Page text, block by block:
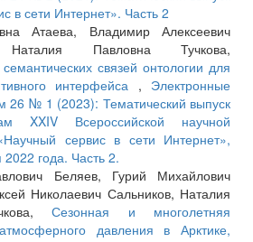
в сети Интернет». Часть 2
Атаева, Владимир Алексеевич
Наталия Павловна Тучкова,
связей онтологии для
интерфейса , Электронные
26 № 1 (2023): Тематический выпуск
XXIV Всероссийской научной
сервис в сети Интернет»,
года. Часть 2.
Беляев, Гурий Михайлович
Николаевич Сальников, Наталия
Сезонная и многолетняя
давления в Арктике,